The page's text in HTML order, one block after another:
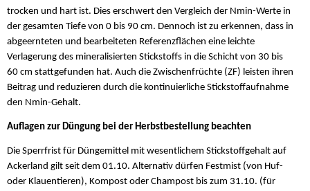
trocken und hart ist. Dies erschwert den Vergleich der Nmin-Werte in
der gesamten Tiefe von 0 bis 90 cm. Dennoch ist zu erkennen, dass in
abgeernteten und bearbeiteten Referenzflächen eine leichte
Verlagerung des mineralisierten Stickstoffs in die Schicht von 30 bis
60 cm stattgefunden hat. Auch die Zwischenfrüchte (ZF) leisten ihren
Beitrag und reduzieren durch die kontinuierliche Stickstoffaufnahme
den Nmin-Gehalt.
Auflagen zur Düngung bei der Herbstbestellung beachten
Die Sperrfrist für Düngemittel mit wesentlichem Stickstoffgehalt auf
Ackerland gilt seit dem 01.10. Alternativ dürfen Festmist (von Huf-
oder Klauentieren), Kompost oder Champost bis zum 31.10. (für